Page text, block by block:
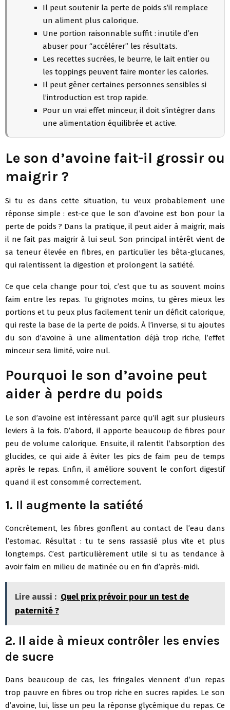
Il peut soutenir la perte de poids s’il remplace
un aliment plus calorique.
Une portion raisonnable suffit : inutile d’en
abuser pour “accélérer” les résultats.
Les recettes sucrées, le beurre, le lait entier ou
les toppings peuvent faire monter les calories.
Il peut gêner certaines personnes sensibles si
l’introduction est trop rapide.
Pour un vrai effet minceur, il doit s’intégrer dans
une alimentation équilibrée et active.
Le son d’avoine fait-il grossir ou
maigrir ?
Si tu es dans cette situation, tu veux probablement une
réponse simple : est-ce que le son d’avoine est bon pour la
perte de poids ? Dans la pratique, il peut aider à maigrir, mais
il ne fait pas maigrir à lui seul. Son principal intérêt vient de
sa teneur élevée en fibres, en particulier les bêta-glucanes,
qui ralentissent la digestion et prolongent la satiété.
Ce que cela change pour toi, c’est que tu as souvent moins
faim entre les repas. Tu grignotes moins, tu gères mieux les
portions et tu peux plus facilement tenir un déficit calorique,
qui reste la base de la perte de poids. À l’inverse, si tu ajoutes
du son d’avoine à une alimentation déjà trop riche, l’effet
minceur sera limité, voire nul.
Pourquoi le son d’avoine peut
aider à perdre du poids
Le son d’avoine est intéressant parce qu’il agit sur plusieurs
leviers à la fois. D’abord, il apporte beaucoup de fibres pour
peu de volume calorique. Ensuite, il ralentit l’absorption des
glucides, ce qui aide à éviter les pics de faim peu de temps
après le repas. Enfin, il améliore souvent le confort digestif
quand il est consommé correctement.
1. Il augmente la satiété
Concrètement, les fibres gonflent au contact de l’eau dans
l’estomac. Résultat : tu te sens rassasié plus vite et plus
longtemps. C’est particulièrement utile si tu as tendance à
avoir faim en milieu de matinée ou en fin d’après-midi.
Lire aussi : Quel prix prévoir pour un test de
paternité ?
2. Il aide à mieux contrôler les envies
de sucre
Dans beaucoup de cas, les fringales viennent d’un repas
trop pauvre en fibres ou trop riche en sucres rapides. Le son
d’avoine, lui, lisse un peu la réponse glycémique du repas. Ce